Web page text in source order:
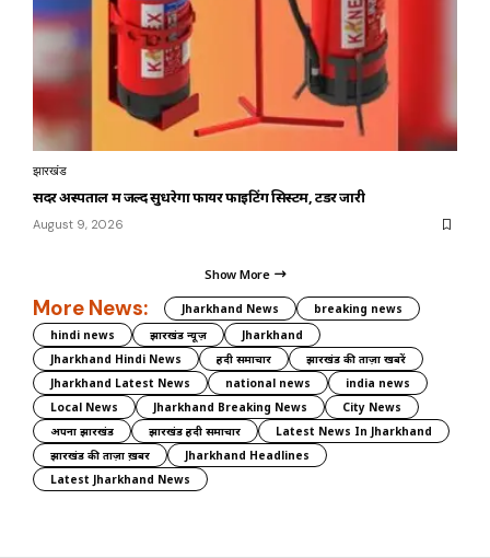
झारखंड
सदर अस्पताल में जल्द सुधरेगा फायर फाइटिंग सिस्टम, टेंडर जारी
August 9, 2026
Show More
More News: Jharkhand News
breaking news
hindi news
झारखंड न्यूज़
Jharkhand
Jharkhand Hindi News
हिंदी समाचार
झारखंड की ताज़ा खबरें
Jharkhand Latest News
national news
india news
Local News
Jharkhand Breaking News
City News
अपना झारखंड
झारखंड हिंदी समाचार
Latest News In Jharkhand
झारखंड की ताज़ा ख़बर
Jharkhand Headlines
Latest Jharkhand News